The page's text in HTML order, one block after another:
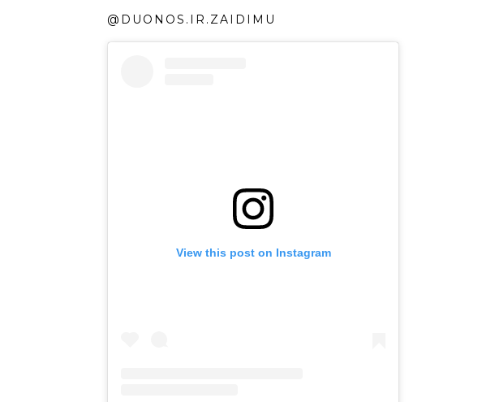
@DUONOS.IR.ZAIDIMU
View this post on Instagram